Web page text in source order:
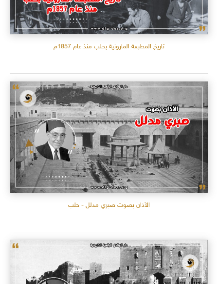
تاريخ المطبعة المارونية بحلب منذ عام 1857م
الآذان بصوت صبري مدلل - حلب